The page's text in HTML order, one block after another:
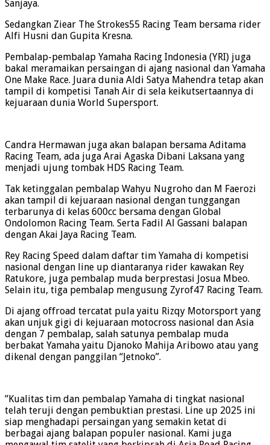
Sanjaya.
Sedangkan Ziear The Strokes55 Racing Team bersama rider
Alfi Husni dan Gupita Kresna.
Pembalap-pembalap Yamaha Racing Indonesia (YRI) juga
bakal meramaikan persaingan di ajang nasional dan Yamaha
One Make Race. Juara dunia Aldi Satya Mahendra tetap akan
tampil di kompetisi Tanah Air di sela keikutsertaannya di
kejuaraan dunia World Supersport.
Candra Hermawan juga akan balapan bersama Aditama
Racing Team, ada juga Arai Agaska Dibani Laksana yang
menjadi ujung tombak HDS Racing Team.
Tak ketinggalan pembalap Wahyu Nugroho dan M Faerozi
akan tampil di kejuaraan nasional dengan tunggangan
terbarunya di kelas 600cc bersama dengan Global
Ondolomon Racing Team. Serta Fadil Al Gassani balapan
dengan Akai Jaya Racing Team.
Rey Racing Speed dalam daftar tim Yamaha di kompetisi
nasional dengan line up diantaranya rider kawakan Rey
Ratukore, juga pembalap muda berprestasi Josua Mbeo.
Selain itu, tiga pembalap mengusung Zyrof47 Racing Team.
Di ajang offroad tercatat pula yaitu Rizqy Motorsport yang
akan unjuk gigi di kejuaraan motocross nasional dan Asia
dengan 7 pembalap, salah satunya pembalap muda
berbakat Yamaha yaitu Djanoko Mahija Aribowo atau yang
dikenal dengan panggilan “Jetnoko”.
”Kualitas tim dan pembalap Yamaha di tingkat nasional
telah teruji dengan pembuktian prestasi. Line up 2025 ini
siap menghadapi persaingan yang semakin ketat di
berbagai ajang balapan populer nasional. Kami juga